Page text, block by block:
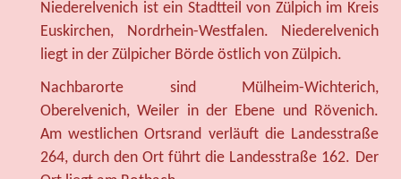
Niederelvenich ist ein Stadtteil von Zülpich im Kreis
Euskirchen, Nordrhein-Westfalen. Niederelvenich
liegt in der Zülpicher Börde östlich von Zülpich.
Nachbarorte sind Mülheim-Wichterich,
Oberelvenich, Weiler in der Ebene und Rövenich.
Am westlichen Ortsrand verläuft die Landesstraße
264, durch den Ort führt die Landesstraße 162. Der